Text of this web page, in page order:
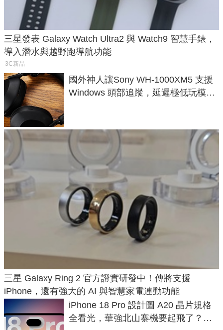
三星發表 Galaxy Watch Ultra2 與 Watch9 智慧手錶，
導入潛水與越野跑導航功能
3C新品
國外神人讓Sony WH-1000XM5 支援
Windows 頭部追蹤，延遲極低玩模擬
三星 Galaxy Ring 2 官方證實研發中！傳將支援
iPhone，還有強大的 AI 與智慧家電連動功能
iPhone 18 Pro 設計圖 A20 晶片規格
全看光，華強北山寨機要起飛了？專